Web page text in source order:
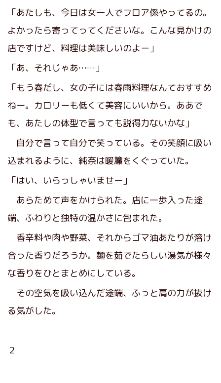
「あたしも、今日は女一人でフロア係やってるの。
よかったら寄ってってくださいな。こんな見かけの
店ですけど、料理は美味しいのよー」
「あ、それじゃあ……」
「もう春だし、女の子には春雨料理なんておすすめ
ねー。カロリーも低くて美容にいいから。ああで
も、あたしの体型で言っても説得力ないかな」
自分で言って自分で笑っている。その笑顔に吸い
込まれるように、純奈は暖簾をくぐっていた。
「はい、いらっしゃいませー」
あらためて声をかけられた。店に一歩入った途
端、ふわりと独特の温かさに包まれた。
香辛料や肉や野菜、それからゴマ油あたりが溶け
合った香りだろうか。麺を茹でたらしい湯気が様々
な香りをひとまとめにしている。
その空気を吸い込んだ途端、ふっと肩の力が抜け
る気がした。
２